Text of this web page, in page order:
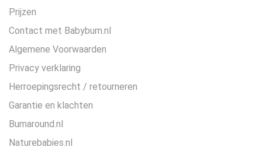
Prijzen
Contact met Babybum.nl
Algemene Voorwaarden
Privacy verklaring
Herroepingsrecht / retourneren
Garantie en klachten
Bumaround.nl
Naturebabies.nl